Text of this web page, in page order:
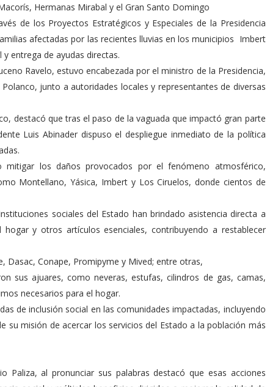
Hermanas Mirabal y el Gran Santo Domingo
de los Proyectos Estratégicos y Especiales de la Presidencia
afectadas por las recientes lluvias en los municipios Imbert
entrega de ayudas directas.
Ravelo, estuvo encabezada por el ministro de la Presidencia,
junto a autoridades locales y representantes de diversas
destacó que tras el paso de la vaguada que impactó gran parte
Luis Abinader dispuso el despliegue inmediato de la política
mitigar los daños provocados por el fenómeno atmosférico,
Montellano, Yásica, Imbert y Los Ciruelos, donde cientos de
sociales del Estado han brindado asistencia directa a
y otros artículos esenciales, contribuyendo a restablecer
Dasac, Conape, Promipyme y Mived; entre otras,
sus ajuares, como neveras, estufas, cilindros de gas, camas,
necesarios para el hogar.
de inclusión social en las comunidades impactadas, incluyendo
misión de acercar los servicios del Estado a la población más
Paliza, al pronunciar sus palabras destacó que esas acciones